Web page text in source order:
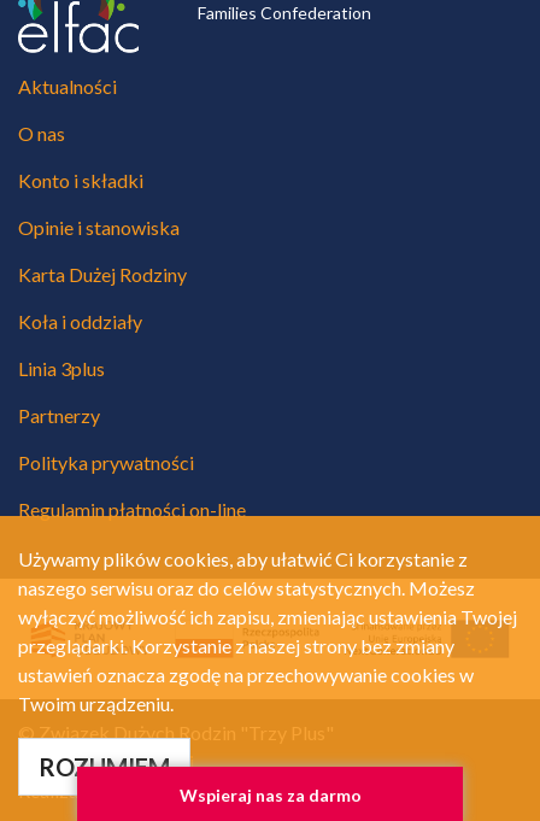
Families Confederation
Aktualności
O nas
Konto i składki
Opinie i stanowiska
Karta Dużej Rodziny
Koła i oddziały
Linia 3plus
Partnerzy
Polityka prywatności
Regulamin płatności on-line
© Związek Dużych Rodzin "Trzy Plus"
Polityka prywatności
Realizacja:
Używamy plików cookies, aby ułatwić Ci korzystanie z
naszego serwisu oraz do celów statystycznych. Możesz
wyłączyć możliwość ich zapisu, zmieniając ustawienia Twojej
przeglądarki. Korzystanie z naszej strony bez zmiany
ustawień oznacza zgodę na przechowywanie cookies w
Twoim urządzeniu.
ROZUMIEM
Wspieraj nas za darmo